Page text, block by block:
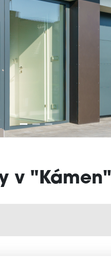
v "Kámen"